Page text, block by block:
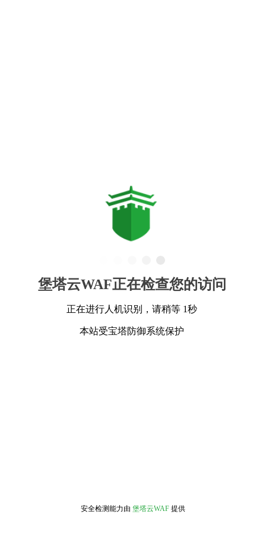
堡塔云WAF正在检查您的访问
正在进行人机识别，请稍等 1秒
本站受宝塔防御系统保护
安全检测能力由 堡塔云WAF 提供